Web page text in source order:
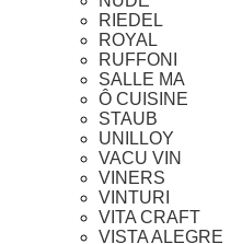
RIEDEL
ROYAL
RUFFONI
SALLE MA
Ô CUISINE
STAUB
UNILLOY
VACU VIN
VINERS
VINTURI
VITA CRAFT
VISTA ALEGRE